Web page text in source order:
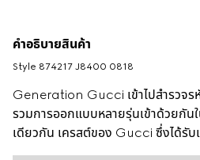
คำอธิบายสินค้า
Style ‎874217 J8400 0818
Generation Gucci เข้าไปสำรวจร
รวมการออกแบบหลายรุ่นเข้าด้วยกัน
เดียวกัน เครสต์ของ Gucci ซึ่งได้รับ
ตระกูล ได้ถูกนำมาใช้ในคอลเล็กชั่นซิล